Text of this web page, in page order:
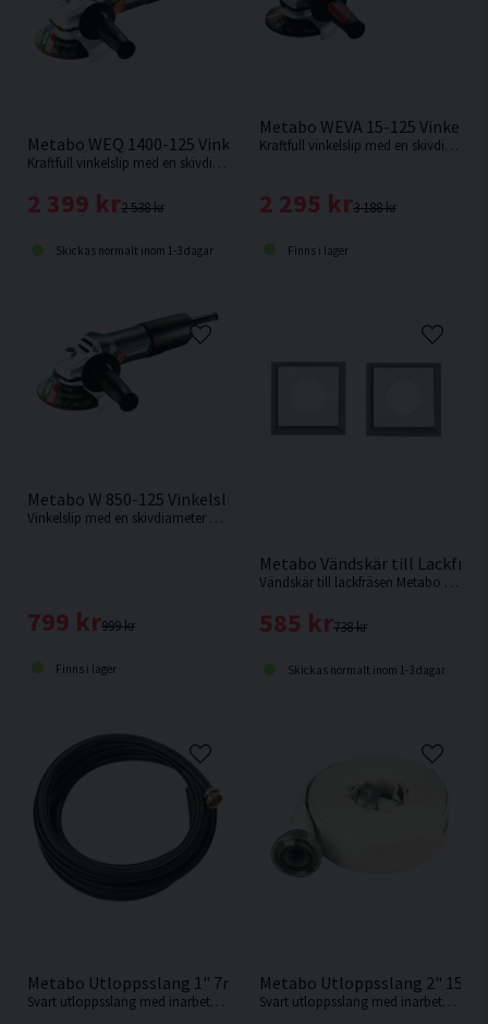
Mätosäkerhet K1.5 m/s²
Bulleremission
Mätosäkerhet K3 dB(A)
Metabo WEQ 1400-125 Vinkelslip 125mm (1400W)
Kraftfull vinkelslip med en skivdiameter på 125mm och en motoreffekt på 1400w från Metabo.
2 538 kr
2 399 kr
Skickas normalt inom 1-3 dagar
Metabo WEVA 15-125
Kraftfull vinkelslip med en skivdiameter på 125mm och en motoreffekt på hela 1550w med varvtalsreglering från Metabo.
3 188 kr
2 295 kr
Finns i lager
Metabo W 850-125 Vinkelslip 125mm (850w)
Vinkelslip med en skivdiameter på 125mm och en motoreffekt på 850w från Metabo.
999 kr
799 kr
Finns i lager
Metabo Vändskär till Lackfräs
Vändskär till lackfräsen Metabo LF 850 S.
738 kr
585 kr
Skickas normalt inom 1-3 dagar
Metabo Utloppsslang 1" 7m
Svart utloppsslang med inarbetad spiral i hård-PVC för anslutning till dränkbara pumpar från Metabo
Metabo Utloppsslang 2" 15m
Svart utloppsslang med inarbetad spiral i hård-PVC för anslutning till dränkbara pumpar från Metabo